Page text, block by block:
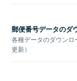
郵便番号データのダ
各種データのダウンロ
更新）